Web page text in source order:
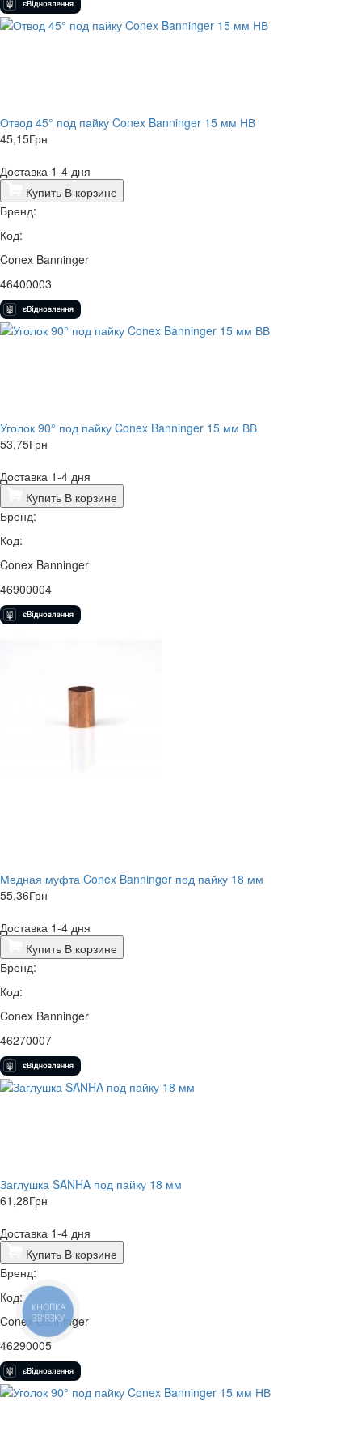
Отвод 45° под пайку Conex Banninger 15 мм НВ
45,15Грн
Доставка 1-4 дня
Купить В корзине
Бренд:
Код:
Conex Banninger
46400003
Уголок 90° под пайку Conex Banninger 15 мм ВВ
53,75Грн
Доставка 1-4 дня
Купить В корзине
Бренд:
Код:
Conex Banninger
46900004
​Медная муфта Conex Banninger под пайку 18 мм
55,36Грн
Доставка 1-4 дня
Купить В корзине
Бренд:
Код:
Conex Banninger
46270007
Заглушка SANHA под пайку 18 мм
61,28Грн
Доставка 1-4 дня
Купить В корзине
Бренд:
Код:
Conex Banninger
46290005
КНОПКА
ЗВ'ЯЗКУ